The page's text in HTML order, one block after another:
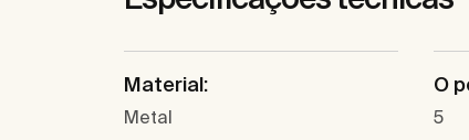
Material:
Metal
O
5